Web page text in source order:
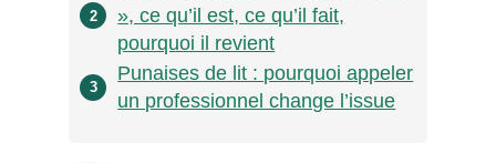
2
», ce qu’il est, ce qu’il fait,
pourquoi il revient
3
Punaises de lit : pourquoi appeler
un professionnel change l’issue